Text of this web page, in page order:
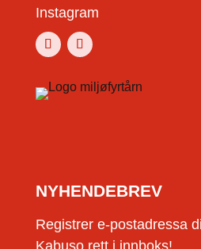
Instagram
NYHENDEBREV
Registrer e-postadressa
Kabuso rett i innboks!